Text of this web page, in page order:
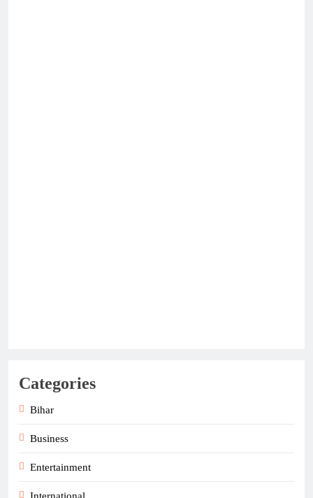
Categories
Bihar
Business
Entertainment